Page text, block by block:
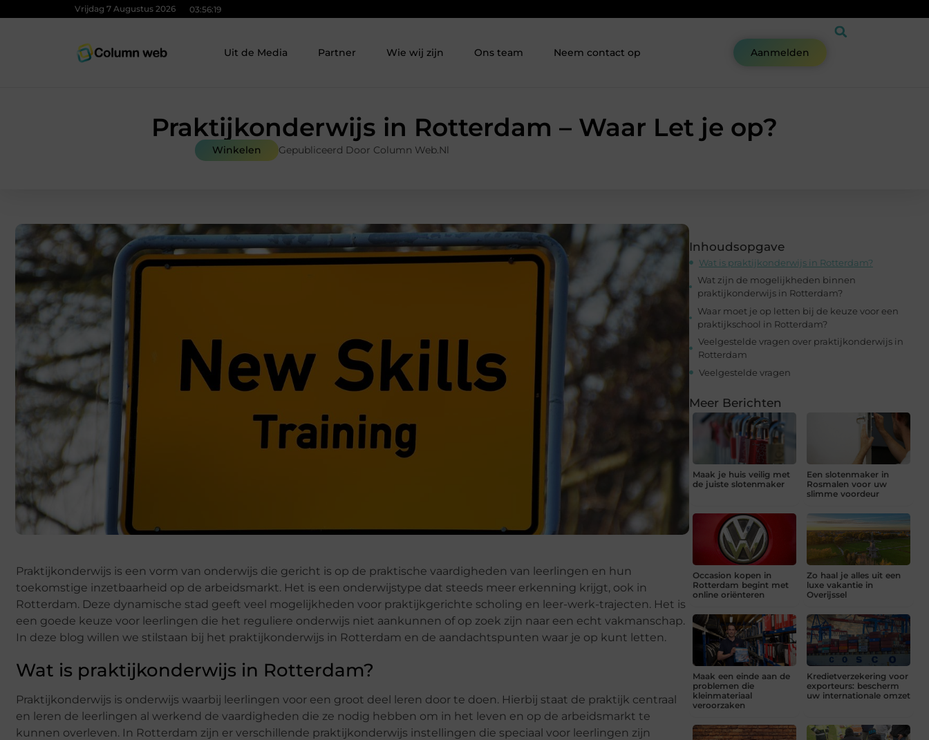
Vrijdag 7 Augustus 2026 03:56:20
Uit de Media Partner Wie wij zijn Ons team Neem contact op Aanmelden
Praktijkonderwijs in Rotterdam – Waar Let je op?
Winkelen Gepubliceerd Door Column Web.nl
Praktijkonderwijs is een vorm van onderwijs die gericht is op de praktische vaardigheden van leerlingen en hun
toekomstige inzetbaarheid op de arbeidsmarkt. Het is een onderwijstype dat steeds meer erkenning krijgt, ook in
Rotterdam. Deze dynamische stad geeft veel mogelijkheden voor praktijkgerichte scholing en leer-werk-trajecten. Het is
een goede keuze voor leerlingen die het reguliere onderwijs niet aankunnen of op zoek zijn naar een echt vakmanschap.
In deze blog willen we stilstaan bij het praktijkonderwijs in Rotterdam en de aandachtspunten waar je op kunt letten.
Wat is praktijkonderwijs in Rotterdam?
Praktijkonderwijs is onderwijs waarbij leerlingen voor een groot deel leren door te doen. Hierbij staat de praktijk centraal
en leren de leerlingen al werkend de vaardigheden die ze nodig hebben om in het leven en op de arbeidsmarkt te
kunnen overleven. In Rotterdam zijn er verschillende praktijkonderwijs instellingen die speciaal voor leerlingen zijn
Inhoudsopgave
Wat is praktijkonderwijs in Rotterdam?
Wat zijn de mogelijkheden binnen
praktijkonderwijs in Rotterdam?
Waar moet je op letten bij de keuze voor een
praktijkschool in Rotterdam?
Veelgestelde vragen over praktijkonderwijs in
Rotterdam
Veelgestelde vragen
Meer Berichten
Maak je huis veilig met
de juiste slotenmaker
Een slotenmaker in
Rosmalen voor uw
slimme voordeur
Occasion kopen in
Rotterdam begint met
online oriënteren
Zo haal je alles uit een
luxe vakantie in
Overijssel
Maak een einde aan de
problemen die
kleinmateriaal
veroorzaken
Kredietverzekering voor
exporteurs: bescherm
uw internationale omzet